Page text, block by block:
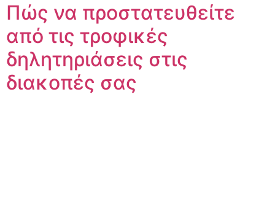
Πώς να προστατευθείτε
από τις τροφικές
δηλητηριάσεις στις
διακοπές σας